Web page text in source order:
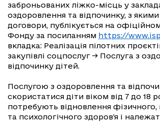
заброньованих ліжко-місць у
оздоровлення та відпочинку, з
договори, публікується на
Фонду за посиланням https://
вкладка: Реалізація пілотних
закупівлі соцпослуг → Послуга з
відпочинку дітей.
Послугою з оздоровлення та
скористатися діти віком від 7 до 18
потребують відновлення
та психологічного здоров’я і